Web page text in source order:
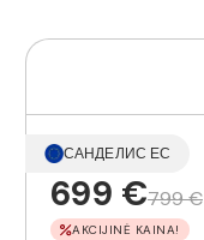
САНДЕЛИС ЕС
699 €799 €
AKCIJINĖ KAINA!